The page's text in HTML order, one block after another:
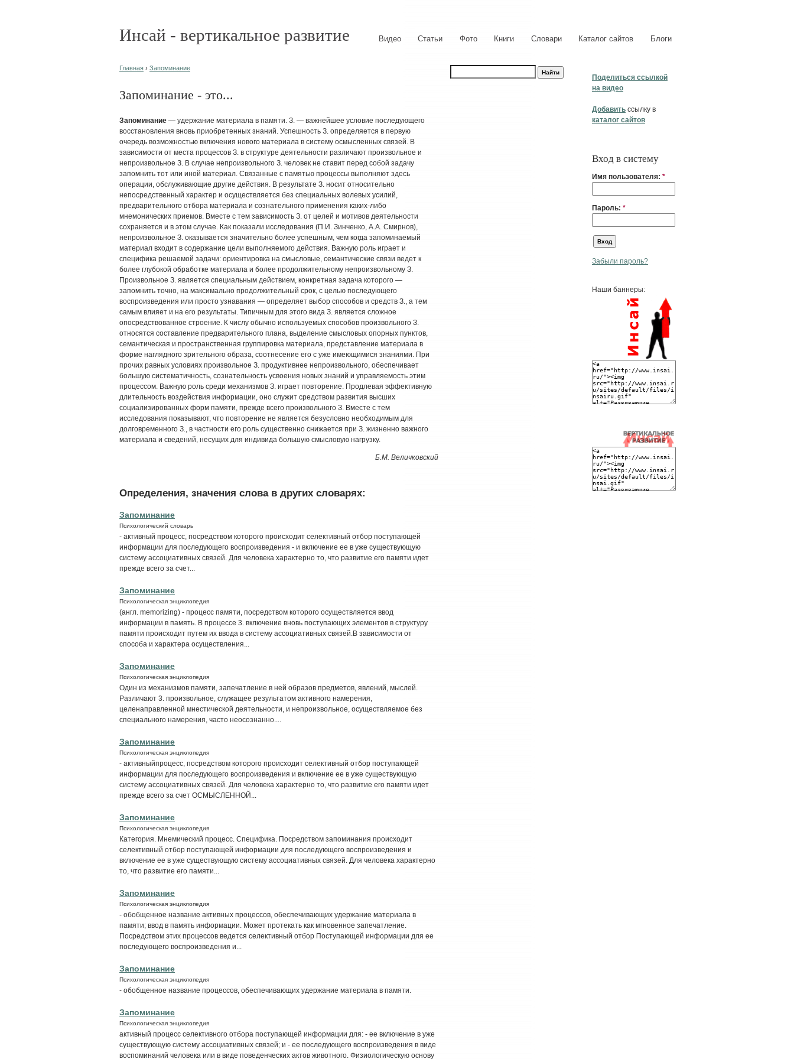
Инсай - вертикальное развитие Видео Статьи Фото Книги Словари Каталог сайтов Блоги
Поделиться ссылкой
на видео
Добавить ссылку в
каталог сайтов
Вход в систему
Имя пользователя: *
Пароль: *
Забыли пароль?
Наши баннеры:
Главная › Запоминание
Запоминание - это...
Запоминание — удержание материала в памяти. З. — важнейшее условие последующего
восстановления вновь приобретенных знаний. Успешность З. определяется в первую
очередь возможностью включения нового материала в систему осмысленных связей. В
зависимости от места процессов З. в структуре деятельности различают произвольное и
непроизвольное З. В случае непроизвольного З. человек не ставит перед собой задачу
запомнить тот или иной материал. Связанные с памятью процессы выполняют здесь
операции, обслуживающие другие действия. В результате З. носит относительно
непосредственный характер и осуществляется без специальных волевых усилий,
предварительного отбора материала и сознательного применения каких-либо
мнемонических приемов. Вместе с тем зависимость З. от целей и мотивов деятельности
сохраняется и в этом случае. Как показали исследования (П.И. Зинченко, А.А. Смирнов),
непроизвольное З. оказывается значительно более успешным, чем когда запоминаемый
материал входит в содержание цели выполняемого действия. Важную роль играет и
специфика решаемой задачи: ориентировка на смысловые, семантические связи ведет к
более глубокой обработке материала и более продолжительному непроизвольному З.
Произвольное З. является специальным действием, конкретная задача которого —
запомнить точно, на максимально продолжительный срок, с целью последующего
воспроизведения или просто узнавания — определяет выбор способов и средств З., а тем
самым влияет и на его результаты. Типичным для этого вида З. является сложное
опосредствованное строение. К числу обычно используемых способов произвольного З.
относятся составление предварительного плана, выделение смысловых опорных пунктов,
семантическая и пространственная группировка материала, представление материала в
форме наглядного зрительного образа, соотнесение его с уже имеющимися знаниями. При
прочих равных условиях произвольное З. продуктивнее непроизвольного, обеспечивает
большую систематичность, сознательность усвоения новых знаний и управляемость этим
процессом. Важную роль среди механизмов З. играет повторение. Продлевая эффективную
длительность воздействия информации, оно служит средством развития высших
социализированных форм памяти, прежде всего произвольного З. Вместе с тем
исследования показывают, что повторение не является безусловно необходимым для
долговременного З., в частности его роль существенно снижается при З. жизненно важного
материала и сведений, несущих для индивида большую смысловую нагрузку.
Б.М. Величковский
Определения, значения слова в других словарях:
Запоминание
Психологический словарь
- активный процесс, посредством которого происходит селективный отбор поступающей
информации для последующего воспроизведения - и включение ее в уже существующую
систему ассоциативных связей. Для человека характерно то, что развитие его памяти идет
прежде всего за счет...
Запоминание
Психологическая энциклопедия
(англ. memorizing) - процесс памяти, посредством которого осуществляется ввод
информации в память. В процессе 3. включение вновь поступающих элементов в структуру
памяти происходит путем их ввода в систему ассоциативных связей.В зависимости от
способа и характера осуществления...
Запоминание
Психологическая энциклопедия
Один из механизмов памяти, запечатление в ней образов предметов, явлений, мыслей.
Различают 3. произвольное, служащее результатом активного намерения,
целенаправленной мнестической деятельности, и непроизвольное, осуществляемое без
специального намерения, часто неосознанно....
Запоминание
Психологическая энциклопедия
- активныйпроцесс, посредством которого происходит селективный отбор поступающей
информации для последующего воспроизведения и включение ее в уже существующую
систему ассоциативных связей. Для человека характерно то, что развитие его памяти идет
прежде всего за счет ОСМЫСЛЕННОЙ...
Запоминание
Психологическая энциклопедия
Категория. Мнемический процесс. Специфика. Посредством запоминания происходит
селективный отбор поступающей информации для последующего воспроизведения и
включение ее в уже существующую систему ассоциативных связей. Для человека характерно
то, что развитие его памяти...
Запоминание
Психологическая энциклопедия
- обобщенное название активных процессов, обеспечивающих удержание материала в
памяти; ввод в память информации. Может протекать как мгновенное запечатление.
Посредством этих процессов ведется селективный отбор Поступающей информации для ее
последующего воспроизведения и...
Запоминание
Психологическая энциклопедия
- обобщенное название процессов, обеспечивающих удержание материала в памяти.
Запоминание
Психологическая энциклопедия
активный процесс селективного отбора поступающей информации для: - ее включение в уже
существующую систему ассоциативных связей; и - ее последующего воспроизведения в виде
воспоминаний человека или в виде поведенческих актов животного. Физиологическую основу